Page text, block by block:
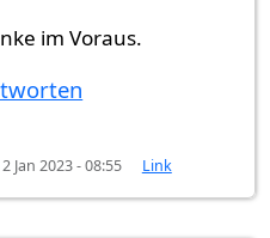
im Voraus.
Jan 2023 - 08:55 Link